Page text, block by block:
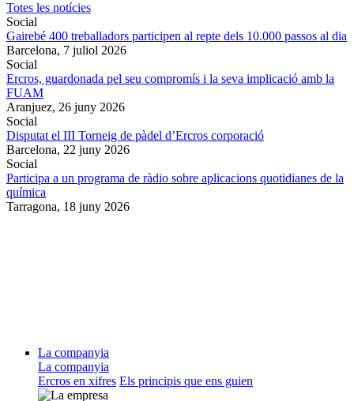
Totes les notícies
Social
Gairebé 400 treballadors participen al repte dels 10.000 passos al dia
Barcelona, 7 juliol 2026
Social
Ercros, guardonada pel seu compromís i la seva implicació amb la
FUAM
Aranjuez, 26 juny 2026
Social
Disputat el III Torneig de pàdel d’Ercros corporació
Barcelona, 22 juny 2026
Social
Participa a un programa de ràdio sobre aplicacions quotidianes de la
química
Tarragona, 18 juny 2026
La companyia
La companyia
Ercros en xifres Els principis que ens guien